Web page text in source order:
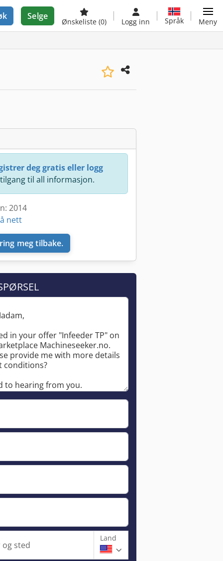
Selge
Ønskeliste (0) Logg inn Språk Meny
deg gratis eller logg
til all informasjon.
2014
nett
meg tilbake.
sted
Land